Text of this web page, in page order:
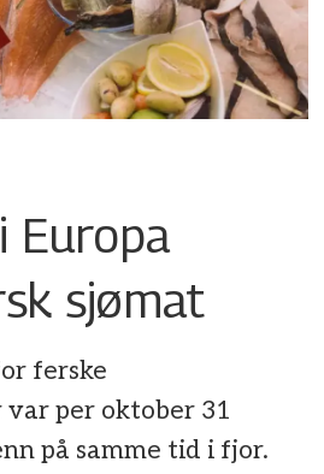
Europa
sjømat
ferske
per oktober 31
på samme tid i fjor.